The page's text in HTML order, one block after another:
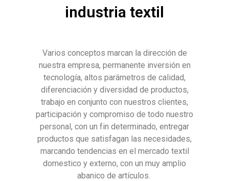
industria textil
Varios conceptos marcan la dirección de
nuestra empresa, permanente inversión en
tecnología, altos parámetros de calidad,
diferenciación y diversidad de productos,
trabajo en conjunto con nuestros clientes,
participación y compromiso de todo nuestro
personal, con un fin determinado, entregar
productos que satisfagan las necesidades,
marcando tendencias en el mercado textil
domestico y externo, con un muy amplio
abanico de artículos.